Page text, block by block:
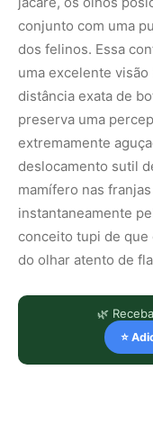
conjunto com uma
dos felinos. Essa
uma excelente
distância exata de
preserva uma
extremamente
deslocamento sutil
mamífero nas
instantaneamente
conceito tupi de que
do olhar atento de
🌿
⭐